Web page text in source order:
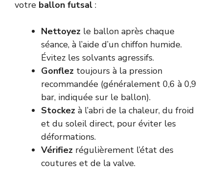
votre ballon futsal :
Nettoyez le ballon après chaque
séance, à l’aide d’un chiffon humide.
Évitez les solvants agressifs.
Gonflez toujours à la pression
recommandée (généralement 0,6 à 0,9
bar, indiquée sur le ballon).
Stockez à l’abri de la chaleur, du froid
et du soleil direct, pour éviter les
déformations.
Vérifiez régulièrement l’état des
coutures et de la valve.